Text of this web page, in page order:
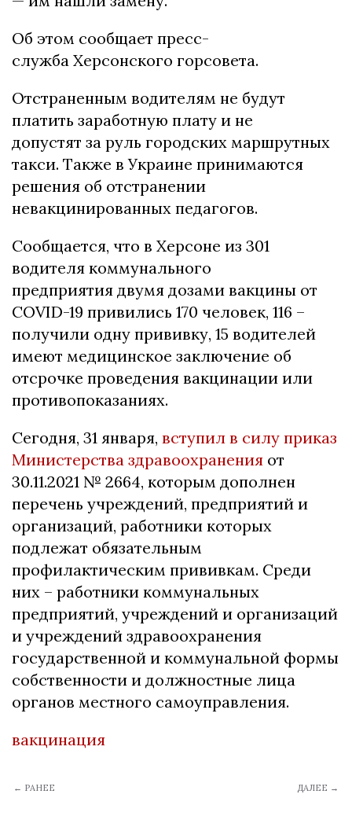
Об этом сообщает пресс-
служба Херсонского горсовета.
Отстраненным водителям не будут
платить заработную плату и не
допустят за руль городских маршрутных
такси. Также в Украине принимаются
решения об отстранении
невакцинированных педагогов.
Сообщается, что в Херсоне из 301
водителя коммунального
предприятия двумя дозами вакцины от
COVID-19 привились 170 человек, 116 –
получили одну прививку, 15 водителей
имеют медицинское заключение об
отсрочке проведения вакцинации или
противопоказаниях.
Сегодня, 31 января, вступил в силу приказ
Министерства здравоохранения от
30.11.2021 № 2664, которым дополнен
перечень учреждений, предприятий и
организаций, работники которых
подлежат обязательным
профилактическим прививкам. Среди
них – работники коммунальных
предприятий, учреждений и организаций
и учреждений здравоохранения
государственной и коммунальной формы
собственности и должностные лица
органов местного самоуправления.
вакцинация
← РАНЕЕ ДАЛЕЕ →